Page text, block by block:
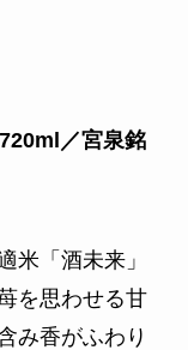
／宮泉銘
米「酒未来」
を思わせる甘
み香がふわり